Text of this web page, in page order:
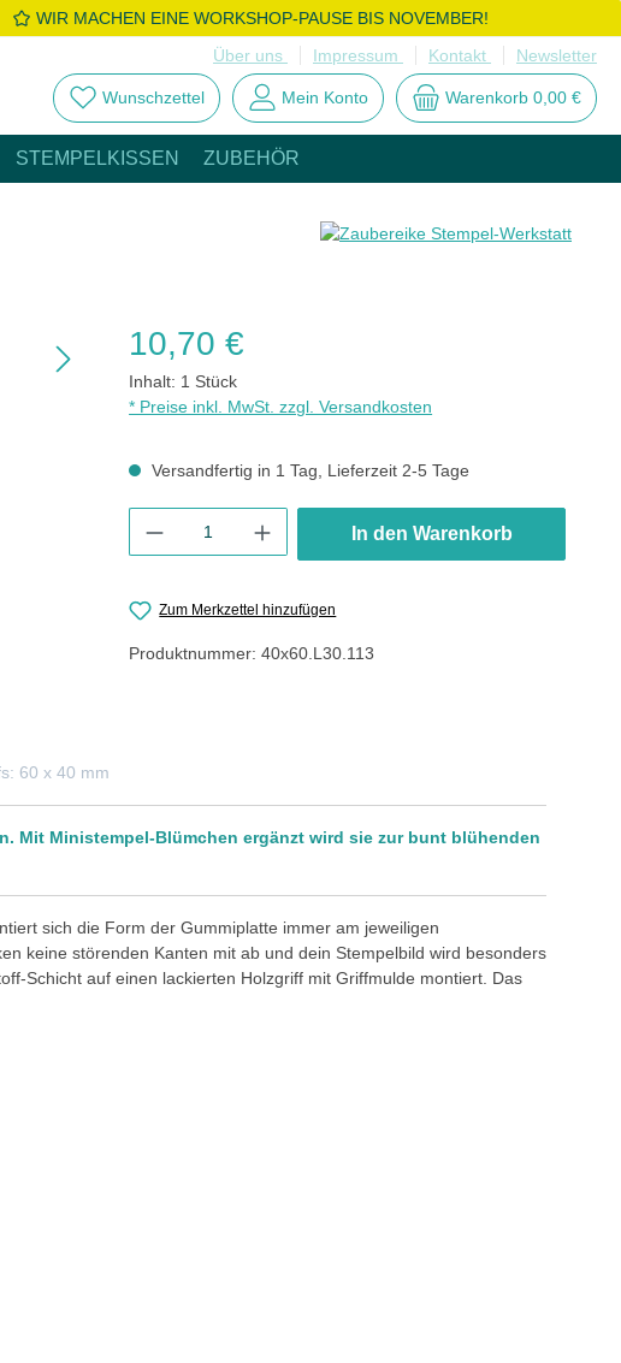
WIR MACHEN EINE WORKSHOP-PAUSE BIS NOVEMBER!
Über uns
Impressum Kontakt Newsletter
Wunschzettel Mein Konto Warenkorb 0,00 €
STEMPELKISSEN ZUBEHÖR
Regulärer Preis:
10,70 €
Inhalt: 1 Stück
* Preise inkl. MwSt. zzgl. Versandkosten
Versandfertig in 1 Tag, Lieferzeit 2-5 Tage
In den Warenkorb
Zum Merkzettel hinzufügen
Produktnummer:40x60.L30.113
60 x 40 mm
Mit Ministempel-Blümchen ergänzt wird sie zur bunt blühenden
sich die Form der Gummiplatte immer am jeweiligen
keine störenden Kanten mit ab und dein Stempelbild wird besonders
Schicht auf einen lackierten Holzgriff mit Griffmulde montiert. Das